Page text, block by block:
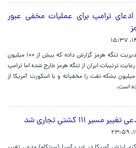
ترامپ برای عملیات مخفی عبور
نهاد ایرانی مدیریت تنگه هرمز گزارش داده که بیش از ۱۰۰ میلیون
ترتیبات ایران از تنگه هرمز خارج شده اما ترامپ
می‌گوید ۱۰۰ میلیون بشکه نفت را مخفیانه و با اسکورت آمریکا از
است.
مسیر ۱۱۱ کشتی تجاری شد